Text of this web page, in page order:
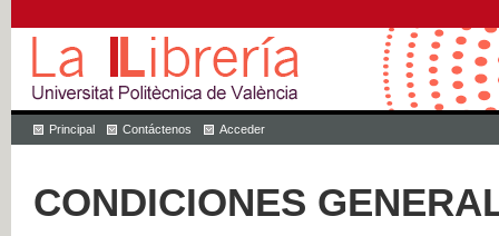
Principal Contáctenos Acceder
CONDICIONES